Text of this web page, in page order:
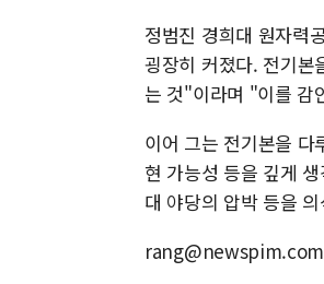
정범진 경희대 원자력
굉장히 커졌다. 전기본
는 것"이라며 "이를 감
이어 그는 전기본을
현 가능성 등을 깊게
대 야당의 압박 등을
rang@newspim.com